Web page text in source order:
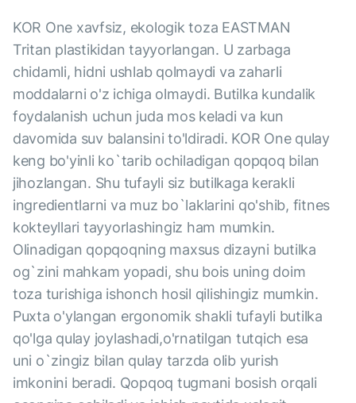
KOR One xavfsiz, ekologik toza EASTMAN
Tritan plastikidan tayyorlangan. U zarbaga
chidamli, hidni ushlab qolmaydi va zaharli
moddalarni o'z ichiga olmaydi. Butilka kundalik
foydalanish uchun juda mos keladi va kun
davomida suv balansini to'ldiradi. KOR One qulay
keng bo'yinli ko`tarib ochiladigan qopqoq bilan
jihozlangan. Shu tufayli siz butilkaga kerakli
ingredientlarni va muz bo`laklarini qo'shib, fitnes
kokteyllari tayyorlashingiz ham mumkin.
Olinadigan qopqoqning maxsus dizayni butilka
og`zini mahkam yopadi, shu bois uning doim
toza turishiga ishonch hosil qilishingiz mumkin.
Puxta o'ylangan ergonomik shakli tufayli butilka
qo'lga qulay joylashadi,o'rnatilgan tutqich esa
uni o`zingiz bilan qulay tarzda olib yurish
imkonini beradi. Qopqoq tugmani bosish orqali